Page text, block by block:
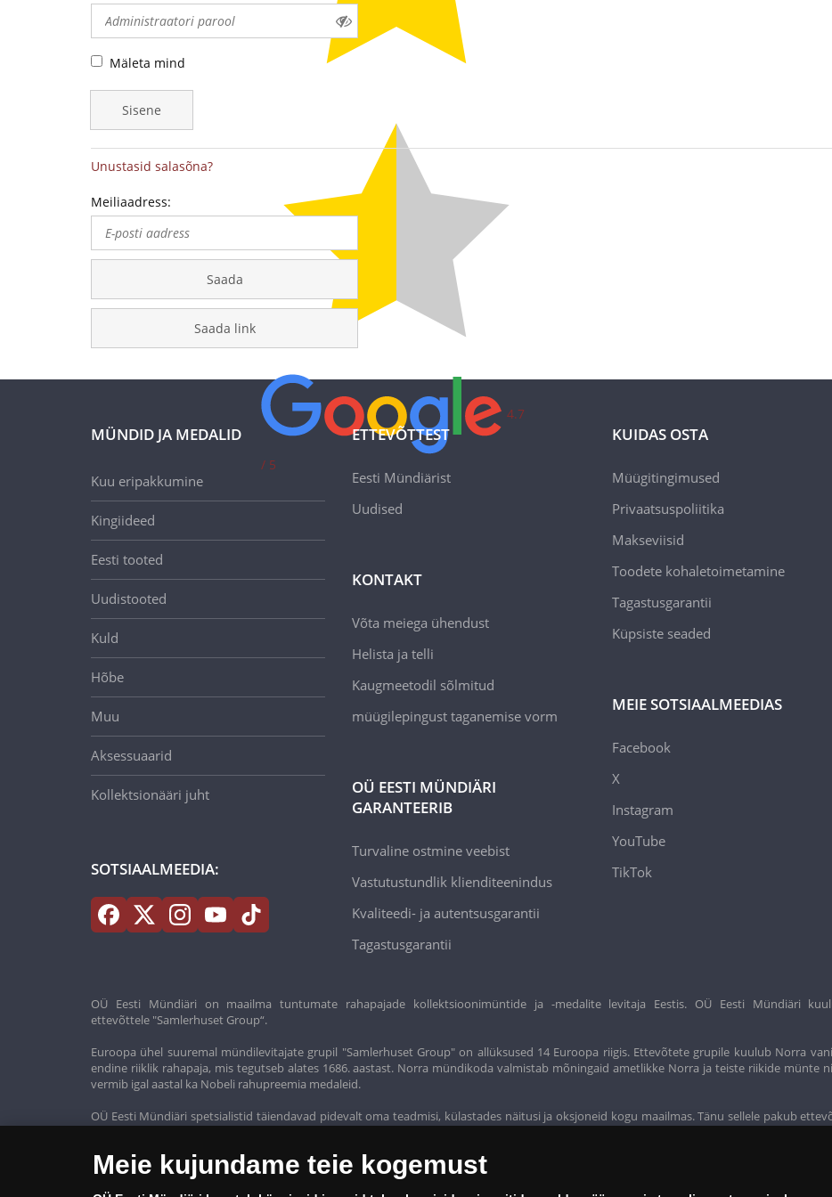
medalite
levitaja
Eestis
4.7
/ 5
Mäleta mind
Sisene
Unustasid salasõna?
Meiliaadress:
Saada
Saada link
MÜNDID JA MEDALID
Kuu eripakkumine
Kingiideed
Eesti tooted
Uudistooted
Kuld
Hõbe
Muu
Aksessuaarid
Kollektsionääri juht
SOTSIAALMEEDIA:
ETTEVÕTTEST
Eesti Mündiärist
Uudised
KONTAKT
Võta meiega ühendust
Helista ja telli
Kaugmeetodil sõlmitud
müügilepingust taganemise vorm
OÜ EESTI MÜNDIÄRI
GARANTEERIB
Turvaline ostmine veebist
Vastutustundlik klienditeenindus
Kvaliteedi- ja autentsusgarantii
Tagastusgarantii
KUIDAS OSTA
Müügitingimused
Privaatsuspoliitika
Makseviisid
Toodete kohaletoimetamine
Tagastusgarantii
Küpsiste seaded
MEIE SOTSIAALMEEDIAS
Facebook
X
Instagram
YouTube
TikTok
OÜ Eesti Mündiäri on maailma tuntumate rahapajade kollektsioonimüntide ja -medalite levitaja Eestis. OÜ Eesti Mündiäri
ettevõttele "Samlerhuset Group“.
Euroopa ühel suuremal mündilevitajate grupil "Samlerhuset Group" on allüksused 14 Euroopa riigis. Ettevõtete grupile kuulub Norra
endine riiklik rahapaja, mis tegutseb alates 1686. aastast. Norra mündikoda valmistab mõningaid ametlikke Norra ja teiste riikide münte
vermib igal aastal ka Nobeli rahupreemia medaleid.
OÜ Eesti Mündiäri spetsialistid täiendavad pidevalt oma teadmisi, külastades näitusi ja oksjoneid kogu maailmas. Tänu sellele pakub
Meie kujundame teie kogemust